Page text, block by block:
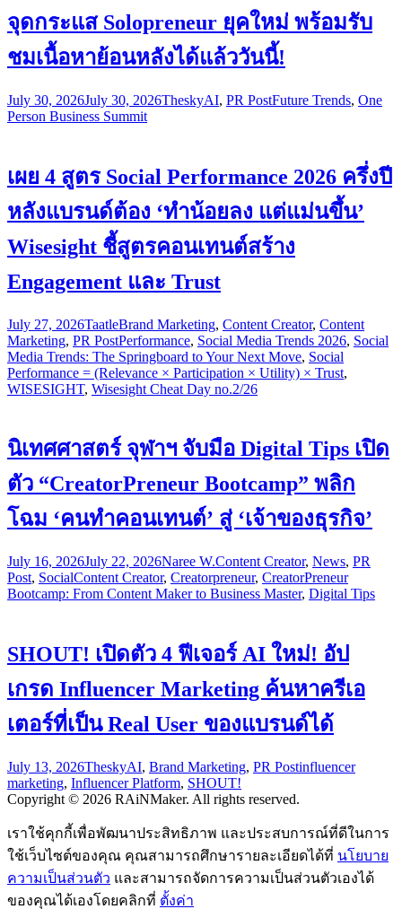
จุดกระแส Solopreneur ยุคใหม่ พร้อมรับ
ชมเนื้อหาย้อนหลังได้แล้ววันนี้!
July 30, 2026July 30, 2026TheskyAI, PR PostFuture Trends, One
Person Business Summit
เผย 4 สูตร Social Performance 2026 ครึ่งปี
หลังแบรนด์ต้อง ‘ทำน้อยลง แต่แม่นขึ้น’
Wisesight ชี้สูตรคอนเทนต์สร้าง
Engagement และ Trust
July 27, 2026TaatleBrand Marketing, Content Creator, Content
Marketing, PR PostPerformance, Social Media Trends 2026, Social
Media Trends: The Springboard to Your Next Move, Social
Performance = (Relevance × Participation × Utility) × Trust,
WISESIGHT, Wisesight Cheat Day no.2/26
นิเทศศาสตร์ จุฬาฯ จับมือ Digital Tips เปิด
ตัว “CreatorPreneur Bootcamp” พลิก
โฉม ‘คนทำคอนเทนต์’ สู่ ‘เจ้าของธุรกิจ’
July 16, 2026July 22, 2026Naree W.Content Creator, News, PR
Post, SocialContent Creator, Creatorpreneur, CreatorPreneur
Bootcamp: From Content Maker to Business Master, Digital Tips
SHOUT! เปิดตัว 4 ฟีเจอร์ AI ใหม่! อัป
เกรด Influencer Marketing ค้นหาครีเอ
เตอร์ที่เป็น Real User ของแบรนด์ได้
July 13, 2026TheskyAI, Brand Marketing, PR Postinfluencer
marketing, Influencer Platform, SHOUT!
Copyright © 2026 RAiNMaker. All rights reserved.
เราใช้คุกกี้เพื่อพัฒนาประสิทธิภาพ และประสบการณ์ที่ดีในการ
ใช้เว็บไซต์ของคุณ คุณสามารถศึกษารายละเอียดได้ที่ นโยบาย
ความเป็นส่วนตัว และสามารถจัดการความเป็นส่วนตัวเองได้
ของคุณได้เองโดยคลิกที่ ตั้งค่า